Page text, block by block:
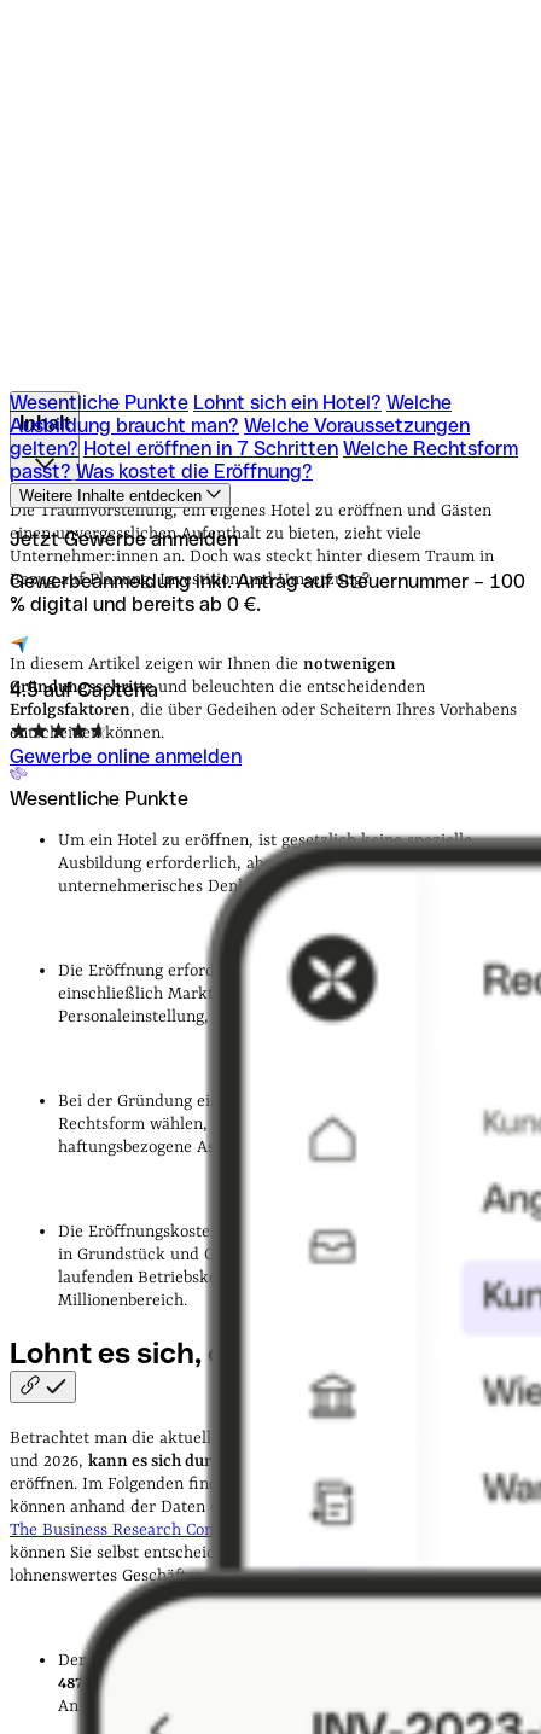
Wesentliche Punkte Lohnt sich ein Hotel? Welche
Ausbildung braucht man? Welche Voraussetzungen
gelten? Hotel eröffnen in 7 Schritten Welche Rechtsform
passt? Was kostet die Eröffnung?
Weitere Inhalte entdecken
Jetzt Gewerbe anmelden
Gewerbeanmeldung inkl. Antrag auf Steuernummer – 100
% digital und bereits ab 0 €.
4.5 auf Capterra
Gewerbe online anmelden
Inhalt
Wesentliche Punkte Lohnt sich ein Hotel?
Ausbildung braucht man? Welche Voraussetzungen
gelten? Hotel eröffnen in 7 Schritten Welche Rechtsform
passt? Was kostet die Eröffnung?
Die Traumvorstellung, ein eigenes Hotel zu eröffnen und Gästen
einen unvergesslichen Aufenthalt zu bieten, zieht viele
Unternehmer:innen an. Doch was steckt hinter diesem Traum in
Bezug auf Planung, Investition und Umsetzung?
In diesem Artikel zeigen wir Ihnen die notwenigen
Gründungsschritteund beleuchten die entscheidenden
Erfolgsfaktoren, die über Gedeihen oder Scheitern Ihres Vorhabens
entscheiden können.
Wesentliche Punkte
Um ein Hotel zu eröffnen, ist gesetzlich keine spezielle
Ausbildung erforderlich, aber Branchenkenntnisse und
unternehmerisches Denken sind von Vorteil.
Die Eröffnung erfordert eine sorgfältige Planung,
einschließlich Marktanalyse, Finanzierungssicherung und
Personaleinstellung, um Erfolg zu gewährleisten.
Bei der Gründung eines Hotels müssen Sie eine geeignete
Rechtsform wählen, die steuerliche, rechtliche und
haftungsbezogene Aspekte beeinflusst.
Die Eröffnungskosten können erheblich sein, mit Investitionen
in Grundstück und Gebäude, Bau, Inneneinrichtung und
laufenden Betriebskosten – teilweise im achtstelligen
Millionenbereich.
Lohnt es sich, ein Hotel zu
Betrachtet man die aktuellen Zahlen 2024 und Ausblicke für 2025
und 2026, kann es sich durchaus lohnen
eröffnen. Im Folgenden finden Sie einen Einblick in die Branche und
können anhand der Daten des
Statistischen Bundesamts Statista,
The Business Research Company
Global Market Insights
können Sie selbst entscheiden, ob Sie das Hotelgewerbe als
lohnenswertes Geschäftsmodell erachten.
Der Umsatz
487,1 Millionen Übernachtungen
Ankünften im Jahr 2024.